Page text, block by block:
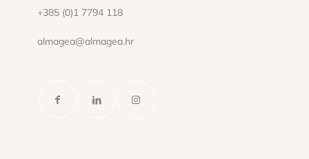
+385 (0)1 7794 118
almagea@almagea.hr